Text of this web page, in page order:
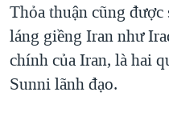
Thỏa thuận cũng
láng giềng Iran như
chính của Iran, là hai
Sunni lãnh đạo.